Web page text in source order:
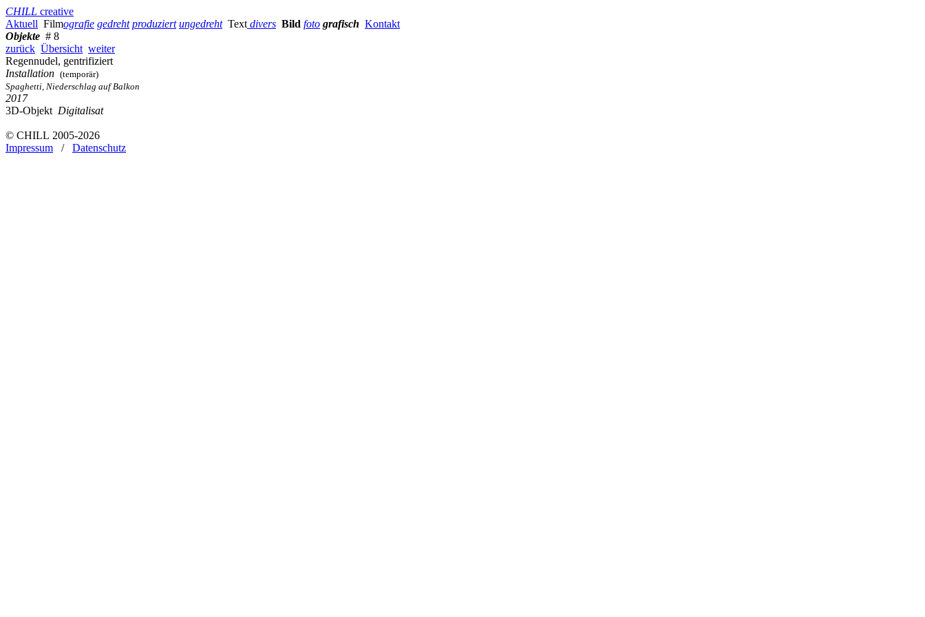
CHILL creative
Aktuell Filmografie gedreht produziert ungedrehtText divers Bild foto grafisch Kontakt
Objekte # 8
zurück Übersicht weiter
Regennudel, gentrifiziert
Installation (temporär)
Spaghetti, Niederschlag auf Balkon
2017
3D-Objekt Digitalisat
© CHILL 2005-2026
Impressum / Datenschutz